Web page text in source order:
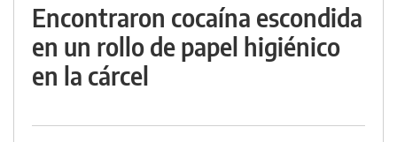
Encontraron cocaína escondida
en un rollo de papel higiénico
en la cárcel